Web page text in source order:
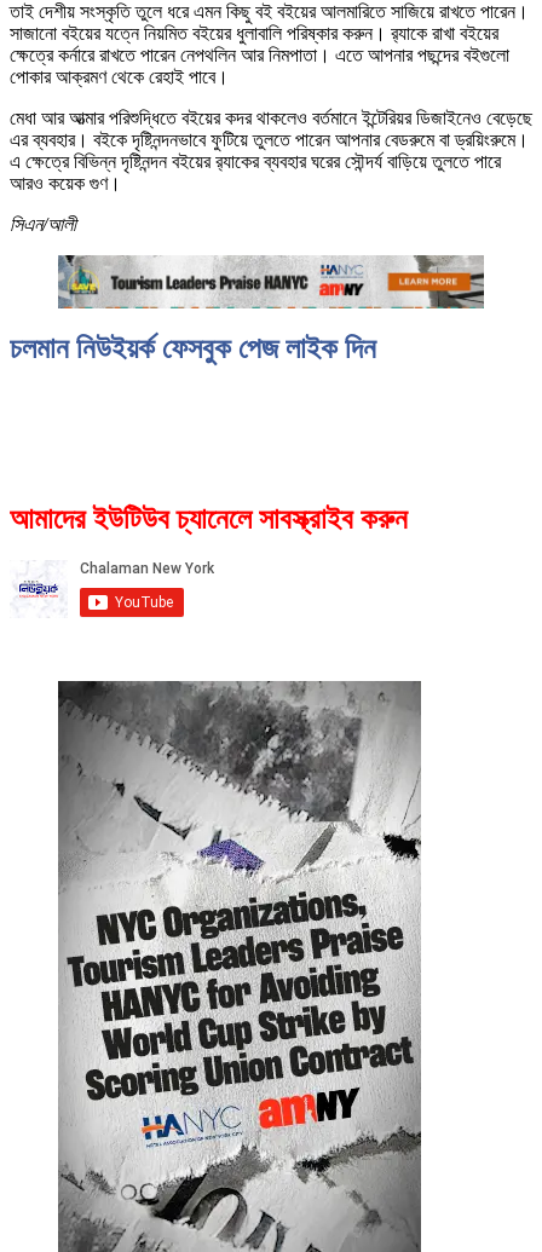
তাই দেশীয় সংস্কৃতি তুলে ধরে এমন কিছু বই বইয়ের আলমারিতে সাজিয়ে রাখতে পারেন।
সাজানো বইয়ের যত্নে নিয়মিত বইয়ের ধুলাবালি পরিষ্কার করুন। র‌্যাকে রাখা বইয়ের
ক্ষেত্রে কর্নারে রাখতে পারেন নেপথলিন আর নিমপাতা। এতে আপনার পছন্দের বইগুলো
পোকার আক্রমণ থেকে রেহাই পাবে।
মেধা আর আত্মার পরিশুদ্ধিতে বইয়ের কদর থাকলেও বর্তমানে ইন্টেরিয়র ডিজাইনেও বেড়েছে
এর ব্যবহার। বইকে দৃষ্টিনন্দনভাবে ফুটিয়ে তুলতে পারেন আপনার বেডরুমে বা ড্রয়িংরুমে।
এ ক্ষেত্রে বিভিন্ন দৃষ্টিনন্দন বইয়ের র‌্যাকের ব্যবহার ঘরের সৌন্দর্য বাড়িয়ে তুলতে পারে
আরও কয়েক গুণ।
সিএন/আলী
চলমান নিউইয়র্ক ফেসবুক পেজ লাইক দিন
আমাদের ইউটিউব চ্যানেলে সাবস্ক্রাইব করুন